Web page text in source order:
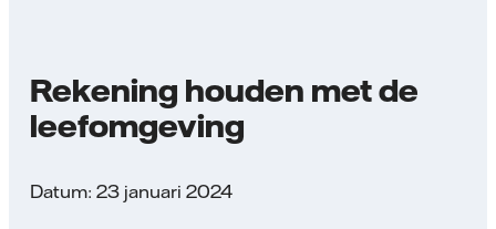
Rekening houden met de
leefomgeving
Datum: 23 januari 2024